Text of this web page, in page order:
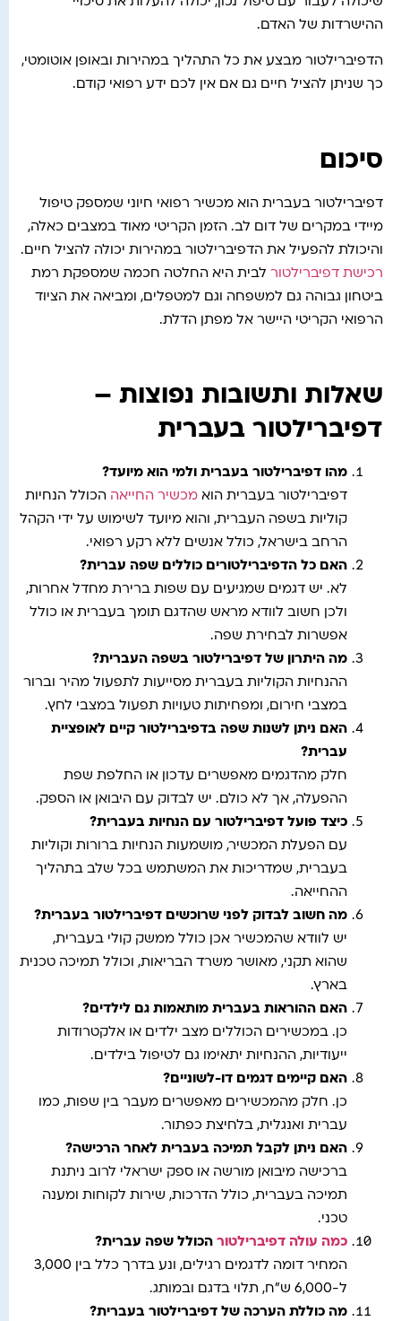
ההישרדות של האדם.
הדפיברילטור מבצע את כל התהליך במהירות ובאופן אוטומטי,
כך שניתן להציל חיים גם אם אין לכם ידע רפואי קודם.
סיכום
דפיברילטור בעברית הוא מכשיר רפואי חיוני שמספק טיפול
מיידי במקרים של דום לב. הזמן הקריטי מאוד במצבים כאלה,
והיכולת להפעיל את הדפיברילטור במהירות יכולה להציל חיים.
רכישת דפיברילטור לבית היא החלטה חכמה שמספקת רמת
ביטחון גבוהה גם למשפחה וגם למטפלים, ומביאה את הציוד
הרפואי הקריטי היישר אל מפתן הדלת.
שאלות ותשובות נפוצות –
דפיברילטור בעברית
מהו דפיברילטור בעברית ולמי הוא מיועד?
דפיברילטור בעברית הוא מכשיר החייאה הכולל הנחיות
קוליות בשפה העברית, והוא מיועד לשימוש על ידי הקהל
הרחב בישראל, כולל אנשים ללא רקע רפואי.
האם כל הדפיברילטורים כוללים שפה עברית?
לא. יש דגמים שמגיעים עם שפות ברירת מחדל אחרות,
ולכן חשוב לוודא מראש שהדגם תומך בעברית או כולל
אפשרות לבחירת שפה.
מה היתרון של דפיברילטור בשפה העברית?
ההנחיות הקוליות בעברית מסייעות לתפעול מהיר וברור
במצבי חירום, ומפחיתות טעויות תפעול במצבי לחץ.
האם ניתן לשנות שפה בדפיברילטור קיים לאופציית
עברית?
חלק מהדגמים מאפשרים עדכון או החלפת שפת
ההפעלה, אך לא כולם. יש לבדוק עם היבואן או הספק.
כיצד פועל דפיברילטור עם הנחיות בעברית?
עם הפעלת המכשיר, מושמעות הנחיות ברורות וקוליות
בעברית, שמדריכות את המשתמש בכל שלב בתהליך
ההחייאה.
מה חשוב לבדוק לפני שרוכשים דפיברילטור בעברית?
יש לוודא שהמכשיר אכן כולל ממשק קולי בעברית,
שהוא תקני, מאושר משרד הבריאות, וכולל תמיכה טכנית
בארץ.
האם ההוראות בעברית מותאמות גם לילדים?
כן. במכשירים הכוללים מצב ילדים או אלקטרודות
ייעודיות, ההנחיות יתאימו גם לטיפול בילדים.
האם קיימים דגמים דו-לשוניים?
כן. חלק מהמכשירים מאפשרים מעבר בין שפות, כמו
עברית ואנגלית, בלחיצת כפתור.
האם ניתן לקבל תמיכה בעברית לאחר הרכישה?
ברכישה מיבואן מורשה או ספק ישראלי לרוב ניתנת
תמיכה בעברית, כולל הדרכות, שירות לקוחות ומענה
טכני.
כמה עולה דפיברילטור הכולל שפה עברית?
המחיר דומה לדגמים רגילים, ונע בדרך כלל בין 3,000
ל-6,000 ש"ח, תלוי בדגם ובמותג.
מה כוללת הערכה של דפיברילטור בעברית?